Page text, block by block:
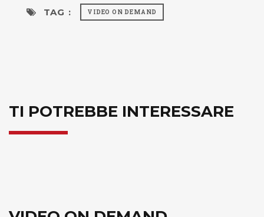
TAG : VIDEO ON DEMAND
TI POTREBBE INTERESSARE